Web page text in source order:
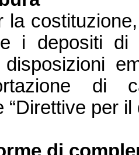
la costituzione,
i depositi
di
“Direttive per